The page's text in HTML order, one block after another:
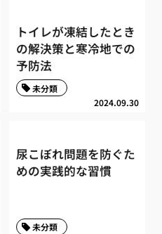
トイレが凍結したとき
の解決策と寒冷地での
予防法
2024.09.30
未分類
尿こぼれ問題を防ぐた
めの実践的な習慣
未分類